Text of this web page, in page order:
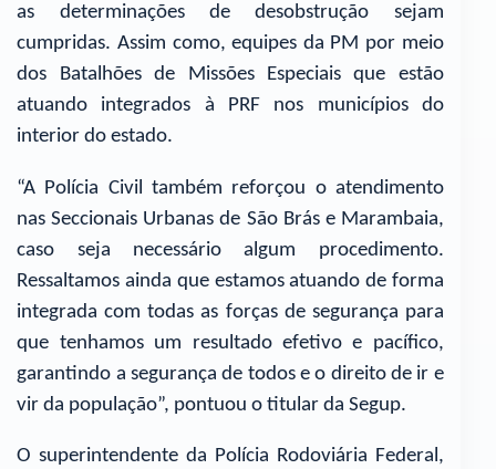
as determinações de desobstrução sejam
cumpridas. Assim como, equipes da PM por meio
dos Batalhões de Missões Especiais que estão
atuando integrados à PRF nos municípios do
interior do estado.
“A Polícia Civil também reforçou o atendimento
nas Seccionais Urbanas de São Brás e Marambaia,
caso seja necessário algum procedimento.
Ressaltamos ainda que estamos atuando de forma
integrada com todas as forças de segurança para
que tenhamos um resultado efetivo e pacífico,
garantindo a segurança de todos e o direito de ir e
vir da população”, pontuou o titular da Segup.
O superintendente da Polícia Rodoviária Federal,